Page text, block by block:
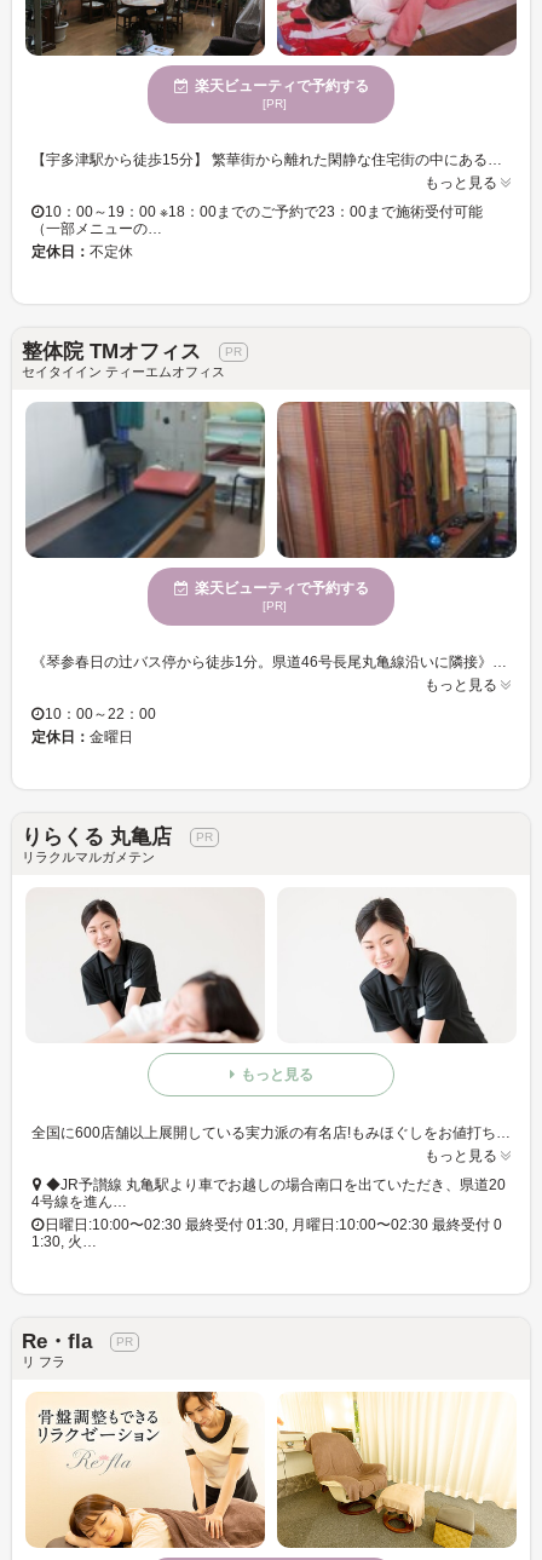
楽天ビューティで予約する
[PR]
もっと見る
10：00～19：00 ※18：00までのご予約で23：00まで施術受付可能
（一部メニューの…
定休日： 不定休
整体院 TMオフィス
セイタイイン ティーエムオフィス
楽天ビューティで予約する
[PR]
もっと見る
10：00～22：00
定休日： 金曜日
りらくる 丸亀店
リラクルマルガメテン
もっと見る
全国に600店舗以上展開している実力派の有名店!もみほぐしをお値打ち価格で☆60分3,980円(りらくるアプリ会員価格3,600円)
もっと見る
◆JR予讃線 丸亀駅より車でお越しの場合南口を出ていただき、県道20
4号線を進ん…
日曜日:10:00〜02:30 最終受付 01:30, 月曜日:10:00〜02:30 最終受付 0
1:30, 火…
Re・fla
リ フラ